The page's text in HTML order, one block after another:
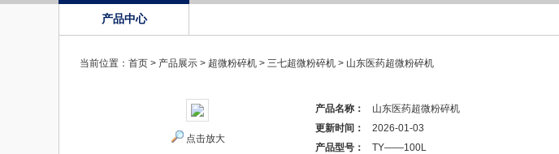
产品中心
当前位置： 首页 > 产品展示 > 超微粉碎机 > 三七超微粉碎机 > 山东医药超微粉碎机
点击放大
产品名称：
山东医药超微粉碎机
更新时间：
2026-01-03
产品型号：
TY——100L